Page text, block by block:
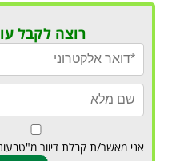
רוצה לקבל
אני מאשר/ת קבלת דיוור